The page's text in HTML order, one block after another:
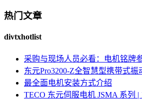
热门文章
divtxhotlist
采购与现场人员必看：电机铭牌
东元Pro3200-Z全智慧型携带式振
最全面电机安装方式介绍
TECO 东元伺服电机 JSMA 系列 |